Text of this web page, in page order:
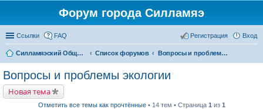
Форум города Силламяэ
Ссылки FAQ Вход
Регистрация
Силламяэский Общественный Новостной портал Список форумов Вопросы и проблемы экологии
Вопросы и проблемы экологии
Новая тема
Отметить все темы как прочтённые• 14 тем • Страница 1 из 1